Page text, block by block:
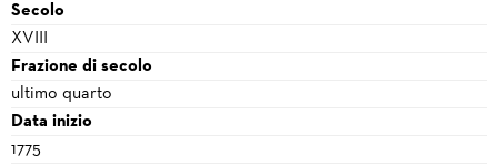
Secolo
XVIII
Frazione di secolo
ultimo quarto
Data inizio
1775